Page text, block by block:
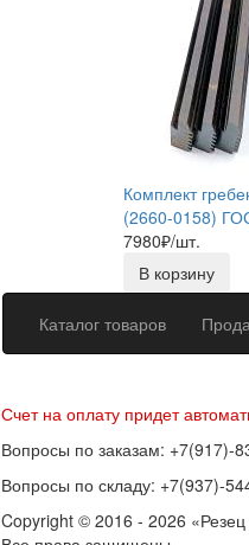
Комплект
(2660-0158)
7980₽/шт.
В корзину
Каталог товаров
Счет на оплату придет
Вопросы по заказам: +7(917)-
Вопросы по складу: +7(937)-
Copyright © 2016 - 2026